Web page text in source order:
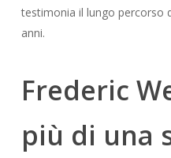
testimonia il lungo percorso
anni.
Frederic
più di una